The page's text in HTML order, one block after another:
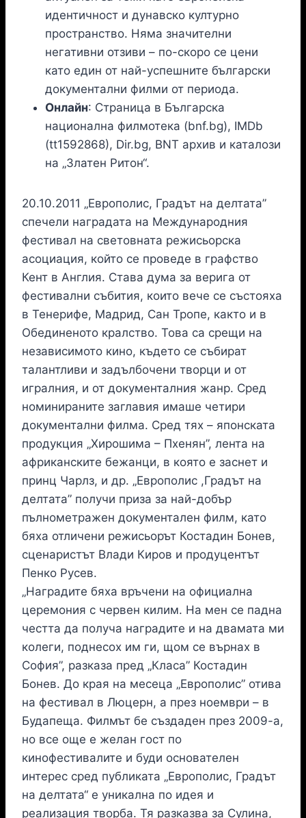
идентичност и дунавско културно
пространство. Няма значителни
негативни отзиви – по-скоро се цени
като един от най-успешните български
документални филми от периода.
Онлайн: Страница в Българска
национална филмотека (bnf.bg), IMDb
(tt1592868), Dir.bg, BNT архив и каталози
на „Златен Ритон“.
20.10.2011 „Европолис, Градът на делтата”
спечели наградата на Международния
фестивал на световната режисьорска
асоциация, който се проведе в графство
Кент в Англия. Става дума за верига от
фестивални събития, които вече се състояха
в Тенерифе, Мадрид, Сан Тропе, както и в
Обединеното кралство. Това са срещи на
независимото кино, където се събират
талантливи и задълбочени творци и от
игралния, и от документалния жанр. Сред
номинираните заглавия имаше четири
документални филма. Сред тях – японската
продукция „Хирошима – Пхенян”, лента на
африканските бежанци, в която е заснет и
принц Чарлз, и др. „Европолис ,Градът на
делтата” получи приза за най-добър
пълнометражен документален филм, като
бяха отличени режисьорът Костадин Бонев,
сценаристът Влади Киров и продуцентът
Пенко Русев.
„Наградите бяха връчени на официална
церемония с червен килим. На мен се падна
честта да получа наградите и на двамата ми
колеги, поднесох им ги, щом се върнах в
София”, разказа пред „Класа” Костадин
Бонев. До края на месеца „Европолис” отива
на фестивал в Люцерн, а през ноември – в
Будапеща. Филмът бе създаден през 2009-а,
но все още е желан гост по
кинофестивалите и буди основателен
интерес сред публиката „Европолис, Градът
на делтата“ е уникална по идея и
реализация творба. Тя разказва за Сулина,